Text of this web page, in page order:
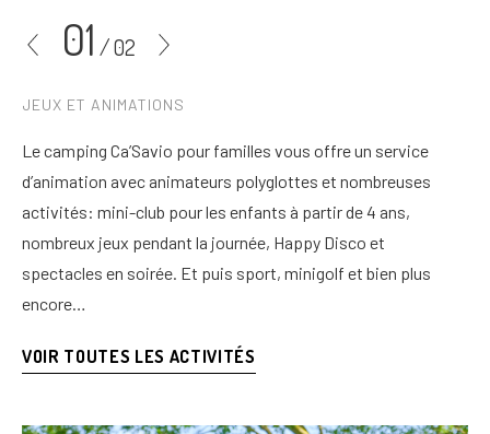
01 /02
JEUX ET ANIMATIONS
Le camping Ca’Savio pour familles vous offre un service
d’animation avec animateurs polyglottes et nombreuses
activités: mini-club pour les enfants à partir de 4 ans,
nombreux jeux pendant la journée, Happy Disco et
spectacles en soirée. Et puis sport, minigolf et bien plus
encore…
VOIR TOUTES LES ACTIVITÉS